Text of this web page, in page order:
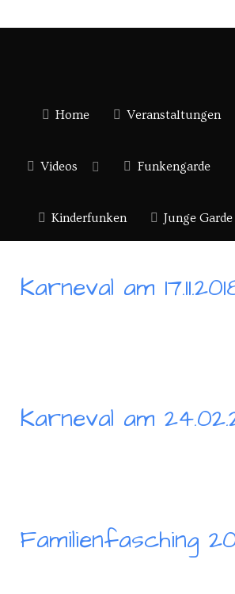
Home Veranstaltungen
Videos Funkengarde
Kinderfunken Junge Garde
Karneval am
Karneval am
Familienfasching